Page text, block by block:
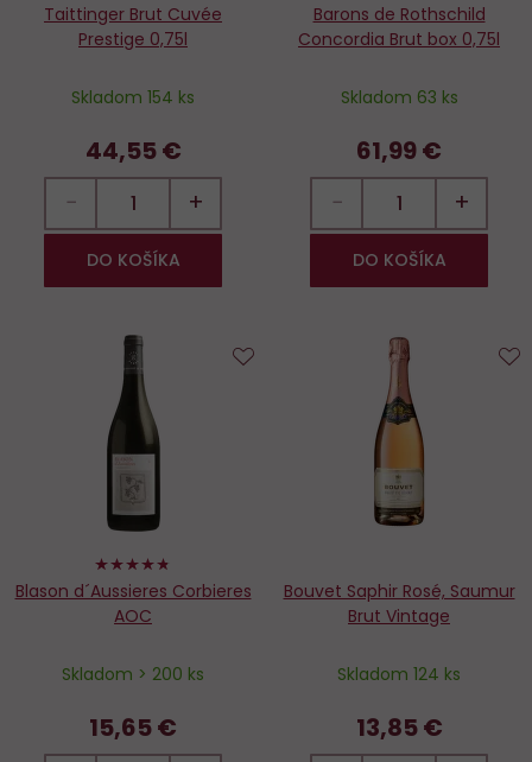
Taittinger Brut Cuvée
Prestige 0,75l
Skladom 154 ks
44,55 €
− +
DO KOŠÍKA
Barons de Rothschild
Concordia Brut box 0,75l
Skladom 63 ks
61,99 €
− +
DO KOŠÍKA
94%
Blason d´Aussieres Corbieres
AOC
Skladom > 200 ks
15,65 €
Bouvet Saphir Rosé, Saumur
Brut Vintage
Skladom 124 ks
13,85 €